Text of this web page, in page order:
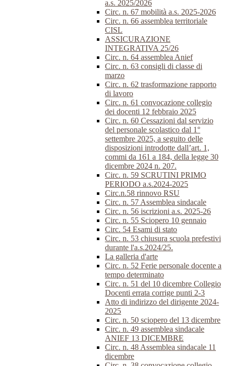
a.s. 2025/2026
Circ. n. 67 mobilità a.s. 2025-2026
Circ. n. 66 assemblea territoriale
CISL
ASSICURAZIONE
INTEGRATIVA 25/26
Circ. n. 64 assemblea Anief
Circ. n. 63 consigli di classe di
marzo
Circ. n. 62 trasformazione rapporto
di lavoro
Circ. n. 61 convocazione collegio
dei docenti 12 febbraio 2025
Circ. n. 60 Cessazioni dal servizio
del personale scolastico dal 1°
settembre 2025, a seguito delle
disposizioni introdotte dall’art. 1,
commi da 161 a 184, della legge 30
dicembre 2024 n. 207.
Circ. n. 59 SCRUTINI PRIMO
PERIODO a.s.2024-2025
Circ.n.58 rinnovo RSU
Circ. n. 57 Assemblea sindacale
Circ. n. 56 iscrizioni a.s. 2025-26
Circ. n. 55 Sciopero 10 gennaio
Circ. 54 Esami di stato
Circ. n. 53 chiusura scuola prefestivi
durante l'a.s.2024/25.
La galleria d'arte
Circ. n. 52 Ferie personale docente a
tempo determinato
Circ. n. 51 del 10 dicembre Collegio
Docenti errata corrige punti 2-3
Atto di indirizzo del dirigente 2024-
2025
Circ. n. 50 sciopero del 13 dicembre
Circ. n. 49 assemblea sindacale
ANIEF 13 DICEMBRE
Circ. n. 48 Assemblea sindacale 11
dicembre